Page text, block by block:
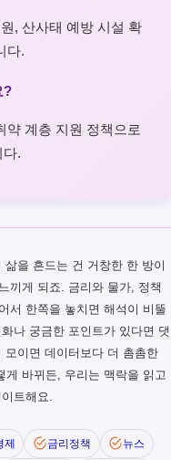
, 산사태 예방 시설 확
다.
?
약 계층 지원 정책으로
다.
을 흔드는 건 거창한 한 방이
끼게 되죠. 금리와 물가, 정책
서 한쪽을 놓치면 해석이 비뚤
나 궁금한 포인트가 있다면 댓
모이면 데이터보다 더 촘촘한
게 바뀌든, 우리는 맥락을 읽고
트해요.
제 금리정책
뉴스